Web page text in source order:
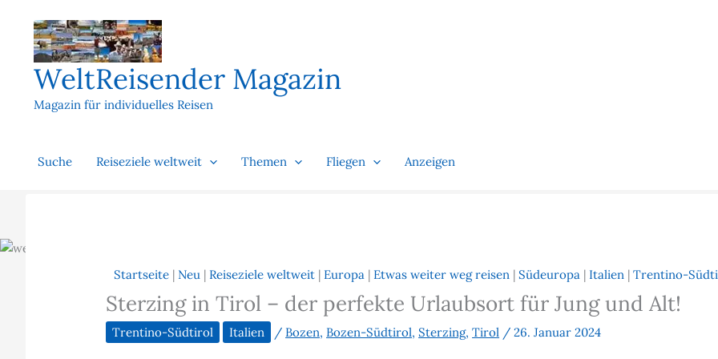
springen
WeltReisender Magazin
Magazin für individuelles Reisen
Suche Reiseziele weltweit Themen Fliegen Anzeigen
Startseite | Neu | Reiseziele weltweit | Europa | Etwas weiter weg reisen |Südeuropa | Italien |Trentino-
Sterzing in Tirol – der perfekte Urlaubsort für Jung und Alt!
Trentino-Südtirol Italien / Bozen, Bozen-Südtirol,Sterzing,Tirol /26. Januar 2024